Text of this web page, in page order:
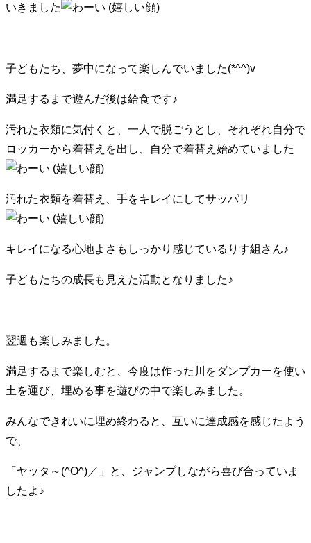
いきました
子どもたち、夢中になって楽しんでいました(*^^)v
満足するまで遊んだ後は給食です♪
汚れた衣類に気付くと、一人で脱ごうとし、それぞれ自分で
ロッカーから着替えを出し、自分で着替え始めていました
汚れた衣類を着替え、手をキレイにしてサッパリ
キレイになる心地よさもしっかり感じているりす組さん♪
子どもたちの成長も見えた活動となりました♪
翌週も楽しみました。
満足するまで楽しむと、今度は作った川をダンプカーを使い
土を運び、埋める事を遊びの中で楽しみました。
みんなできれいに埋め終わると、互いに達成感を感じたよう
で、
「ヤッタ～(^O^)／」と、ジャンプしながら喜び合っていま
したよ♪